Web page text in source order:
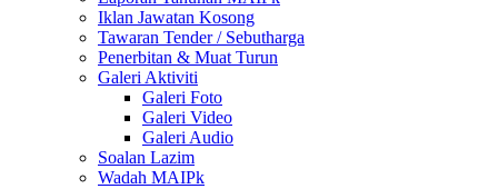
Iklan Jawatan Kosong
Tawaran Tender / Sebutharga
Penerbitan & Muat Turun
Galeri Aktiviti
Galeri Foto
Galeri Video
Galeri Audio
Soalan Lazim
Wadah MAIPk